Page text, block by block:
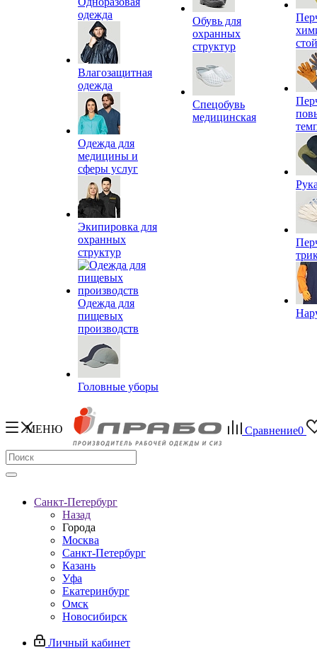
одежда
Влагозащитная
одежда
Одежда для
медицины и
сферы услуг
Экипировка для
охранных
структур
Одежда для
пищевых
производств
Головные уборы
Обувь для
охранных
структур
Спецобувь
медицинская
МЕНЮ Сравнение0
Санкт-Петербург
Назад
Города
Москва
Санкт-Петербург
Казань
Уфа
Екатеринбург
Омск
Новосибирск
Личный кабинет